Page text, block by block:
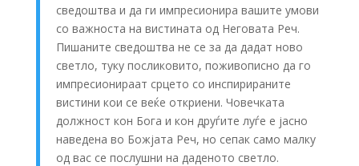
сведоштва и да ги импресионира вашите умови
со важноста на вистината од Неговата Реч.
Пишаните сведоштва не се за да дадат ново
светло, туку посликовито, поживописно да го
импресионираат срцето со инспирираните
вистини кои се веќе откриени. Човечката
должност кон Бога и кон друѓите луѓе е јасно
наведена во Божјата Реч, но сепак само малку
од вас се послушни на даденото светло.